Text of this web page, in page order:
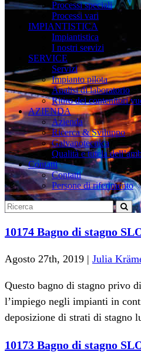
Processi speciali
Processi vari
IMPIANTISTICA
Impiantistica
I nostri servizi
SERVICE
Servizi
Impianto pilota
Analisi di laboratorio
Ritiro dei contenitori
AZIENDA
Azienda
Ricerca & Sviluppo
Galvanotecnica
Qualità e tutela
Contatti
Contatti
Persone di riferimento
10174 Bagno di stagno
Agosto 27th, 2019 | Julia
Questo bagno di stagno privo
l’impiego negli impianti in
deposizione di strati di stagno
10173 Bagno di stagno